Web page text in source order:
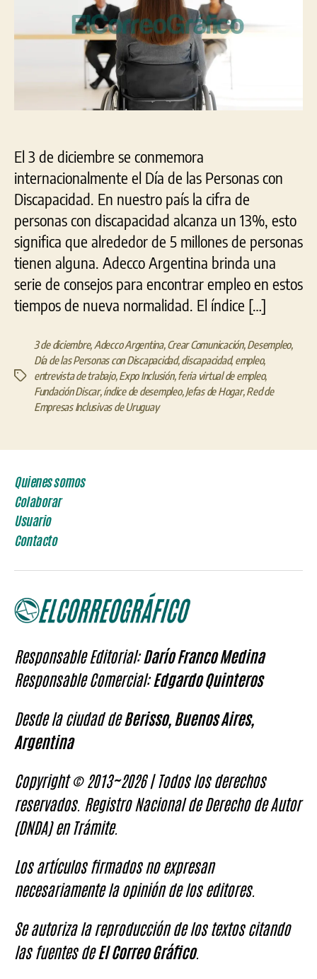
El 3 de diciembre se conmemora
internacionalmente el Día de las Personas con
Discapacidad. En nuestro país la cifra de
personas con discapacidad alcanza un 13%, esto
significa que alrededor de 5 millones de personas
tienen alguna. Adecco Argentina brinda una
serie de consejos para encontrar empleo en estos
tiempos de nueva normalidad. El índice […]
Etiquetas
3 de diciembre, Adecco Argentina,Crear Comunicación,Desempleo,
Día de las Personas con Discapacidad,discapacidad,empleo,
entrevista de trabajo,Expo Inclusión,feria virtual de empleo,
Fundación Discar,índice de desempleo,Jefas de Hogar,Red de
Empresas Inclusivas de Uruguay
Quienes somos
Colaborar
Usuario
Contacto
Responsable Editorial:Darío Franco Medina
Responsable Comercial:Edgardo Quinteros
Desde la ciudad deBerisso, Buenos Aires,
Argentina
Copyright © 2013~2026 | Todos los derechos
reservados. Registro Nacional de Derecho de Autor
(DNDA) en Trámite.
Los artículos firmados no expresan
necesariamente la opinión de los editores.
Se autoriza la reproducción de los textos citando
las fuentes deEl Correo Gráfico.